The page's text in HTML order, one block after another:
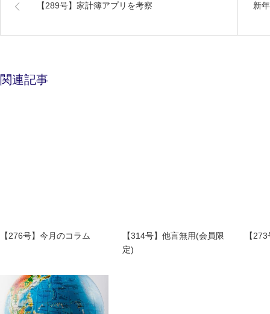
【289号】家計簿アプリを考察 新
関連記事
【276号】今月のコラム
【314号】他言無用(会員限
定)
【